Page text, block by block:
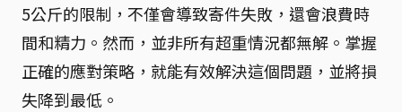
5公斤的限制，不僅會導致寄件失敗，還會浪費時
間和精力。然而，並非所有超重情況都無解。掌握
正確的應對策略，就能有效解決這個問題，並將損
失降到最低。